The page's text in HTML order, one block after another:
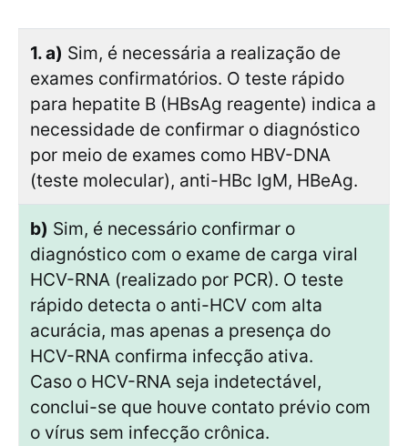
1. a) Sim, é necessária a realização de
exames confirmatórios. O teste rápido
para hepatite B (HBsAg reagente) indica a
necessidade de confirmar o diagnóstico
por meio de exames como HBV-DNA
(teste molecular), anti-HBc IgM, HBeAg.
b) Sim, é necessário confirmar o
diagnóstico com o exame de carga viral
HCV-RNA (realizado por PCR). O teste
rápido detecta o anti-HCV com alta
acurácia, mas apenas a presença do
HCV-RNA confirma infecção ativa.
Caso o HCV-RNA seja indetectável,
conclui-se que houve contato prévio com
o vírus sem infecção crônica.